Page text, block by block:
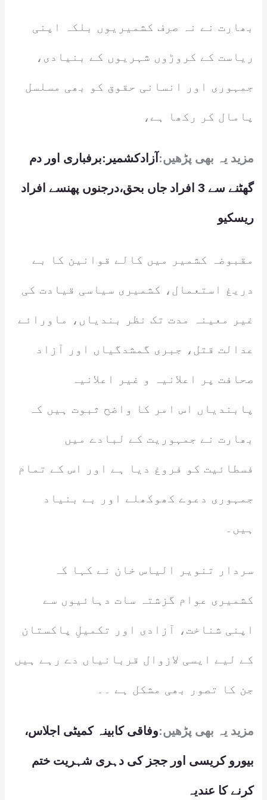
بھارت نے نہ صرف کشمیریوں بلکہ اپنی
ریاست کے کروڑوں شہریوں کے بنیادی،
جمہوری اور انسانی حقوق کو بھی مسلسل
پامال کر رکھا ہے،
مزید یہ بھی پڑھیں: آزادکشمیر:برفباری اور دم
گھٹنے سے 3 افراد جاں بحق،درجنوں پھنسے افراد
ریسکیو
مقبوضہ کشمیر میں کالے قوانین کا بے
دریغ استعمال، کشمیری سیاسی قیادت کی
غیر معینہ مدت تک نظر بندیاں، ماورائے
عدالت قتل، جبری گمشدگیاں اور آزاد
صحافت پر اعلانیہ و غیر اعلانیہ
پابندیاں اس امر کا واضح ثبوت ہیں کہ
بھارت نے جمہوریت کے لبادے میں
فسطائیت کو فروغ دیا ہے اور اس کے تمام
جمہوری دعوے کھوکھلے اور بے بنیاد
ہیں۔
سردار تنویر الیاس خان نے کہا کہ
کشمیری عوام گزشتہ سات دہائیوں سے
اپنی شناخت، آزادی اور تکمیلِ پاکستان
کے لیے ایسی لازوال قربانیاں دے رہے ہیں
جن کا تصور بھی مشکل ہے ۔۔
مزید یہ بھی پڑھیں:وفاقی کابینہ کمیٹی اجلاس،
بیورو کریسی اور ججز کی دہری شہریت ختم
کرنے کا عندیہ